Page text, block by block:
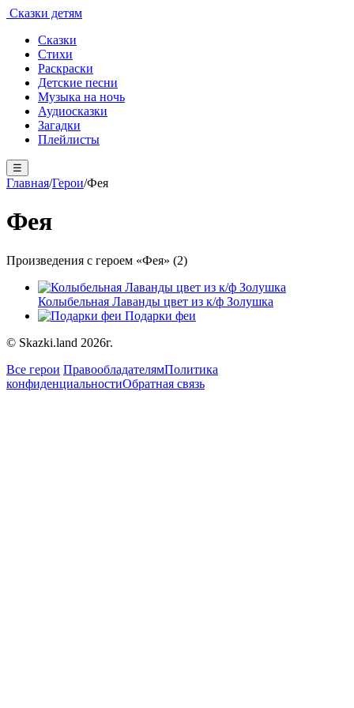
Сказки детям
Сказки
Стихи
Раскраски
Детские песни
Музыка на ночь
Аудиосказки
Загадки
Плейлисты
☰
Главная/Герои/Фея
Фея
Произведения с героем «Фея» (2)
Колыбельная Лаванды цвет из к/ф Золушка
Подарки феи
© Skazki.land 2026г.
Все герои ПравообладателямПолитика
конфиденциальностиОбратная связь